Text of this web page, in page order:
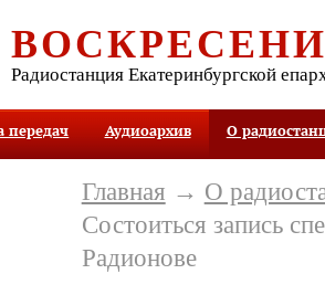
Радиостанция Екатеринбургской
передач Аудиоархив О
Главная → О
Состоиться запись
Радионове